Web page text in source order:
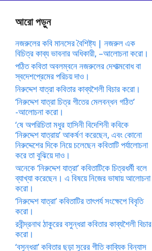
আরো পড়ুন
নজরুলের কবি মানসের বৈশিষ্ট্য | নজরুল এক
বিচিত্র কাব্য ভাবনার অধিকারী, –আলোচনা করো।
পঠিত কবিতা অবলম্বনে নজরুলের দেশাত্মবোধ বা
স্বদেশপ্রেমের পরিচয় দাও।
নিরুদ্দেশ যাত্রা কবিতার কাব্যশৈলী বিচার করো।
‘নিরুদ্দেশ যাত্রা চিত্র গীতের মেলবন্ধন গঠিত’
-আলোচনা করো।
‘ষে অপরিচিতা মধুর হাসিনী বিদেশিনী কবিকে
‘নিরুদ্দেশ যাত্রায়’ আকর্ষণ করেছেন, এবং কোনো
নিরুদ্দেশের দিকে নিয়ে চলেছেন কবিতাটি পর্যালোচনা
করে তা বুঝিয়ে দাও।
অনেকে ‘নিরুদ্দেশ যাত্রা’ কবিতাটিকে চিত্রধর্মী বলে
ব্যাখ্যা করেছেন। এ বিষয়ে নিজের ভাষায় আলোচনা
করো।
‘নিরুদ্দেশ যাত্রা’ কবিতাটির তাৎপর্য সংক্ষেপে বিবৃতি
করো।
রবীন্দ্রনাথ ঠাকুরের বসুন্ধরা কবিতার কাব্যশৈলী বিচার
করো।
‘বসুন্ধরা’ কবিতার ছড়া সুরের গীতি কাব্যিক বিন্যাস